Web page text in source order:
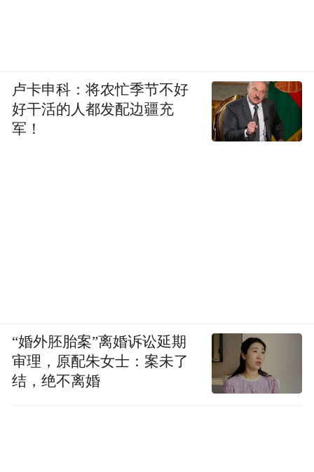
卢卡申科：将农忙季节不好
好干活的人都发配边疆充
军！
“婚外胚胎案”离婚诉讼延期
审理，原配朱女士：案未了
结，绝不离婚